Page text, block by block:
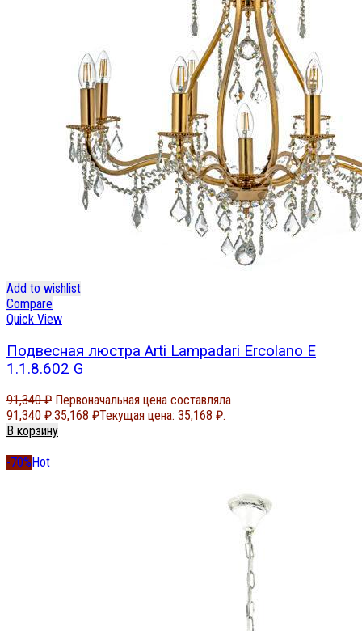
Add to wishlist
Compare
Quick View
Подвесная люстра Arti Lampadari Ercolano E
1.1.8.602 G
91,340₽ Первоначальная цена составляла
91,340 ₽.35,168 ₽Текущая цена: 35,168 ₽.
В корзину
-70% Hot